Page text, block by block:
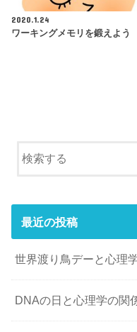
2020.1.24
ワーキングメモリを鍛えよう
最近の投稿
世界渡り鳥デーと心理
DNAの日と心理学の関